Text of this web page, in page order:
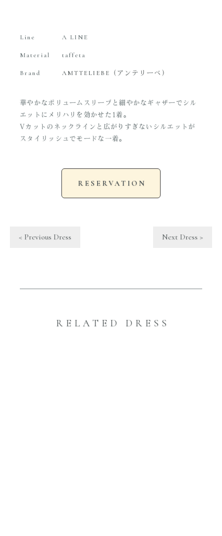
Line A LINE
Material taffeta
Brand AMTTELIEBE（アンテリーベ）
華やかなボリュームスリーブと細やかなギャザーでシル
エットにメリハリを効かせた1着。
Vカットのネックラインと広がりすぎないシルエットが
スタイリッシュでモードな一着。
RESERVATION
< Previous Dress Next Dress >
RELATED DRESS